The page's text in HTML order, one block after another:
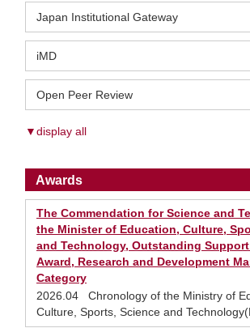
Japan Institutional Gateway
iMD
Open Peer Review
▼display all
Awards
The Commendation for Science and
the Minister of Education, Culture,
and Technology, Outstanding
Award, Research and Development
Category
2026.04 Chronology of the Ministry of
Culture, Sports, Science and